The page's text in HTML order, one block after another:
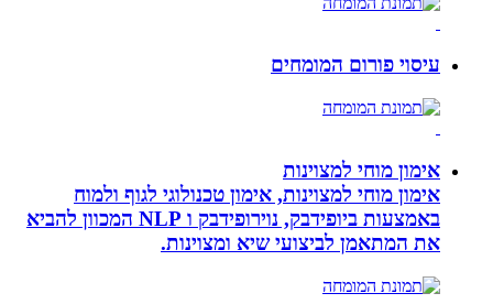
עיסוי פורום המומחים
אימון מוחי למצוינות
אימון מוחי למצוינות, אימון טכנולוגי לגוף ולמוח
באמצעות ביופידבק, נוירופידבק ו NLP המכוון להביא
את המתאמן לביצועי שיא ומצוינות.